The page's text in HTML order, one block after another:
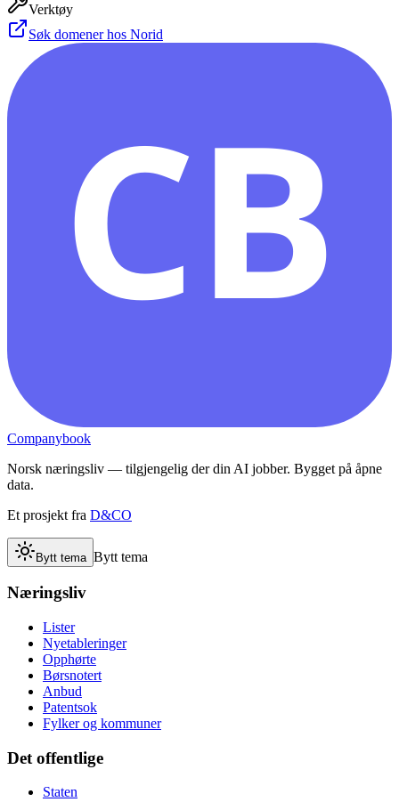
Verktøy
Søk domener hos Norid
CB
Companybook
Norsk næringsliv — tilgjengelig der din AI jobber. Bygget på åpne
data.
Et prosjekt fra D&CO
Bytt tema Bytt tema
Næringsliv
Lister
Nyetableringer
Opphørte
Børsnotert
Anbud
Patentsok
Fylker og kommuner
Det offentlige
Staten